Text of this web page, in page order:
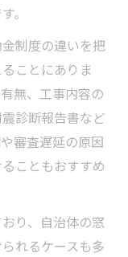
。
制度の違いを把
ことにありま
無、工事内容の
診断報告書など
審査遅延の原因
こともおすすめ
り、自治体の窓
れるケースも多